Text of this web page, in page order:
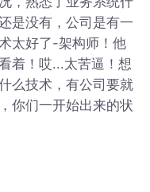
是没有，公司是有一
太好了-架构师！他
着！哎...太苦逼！想
么技术，有公司要就
你们一开始出来的状